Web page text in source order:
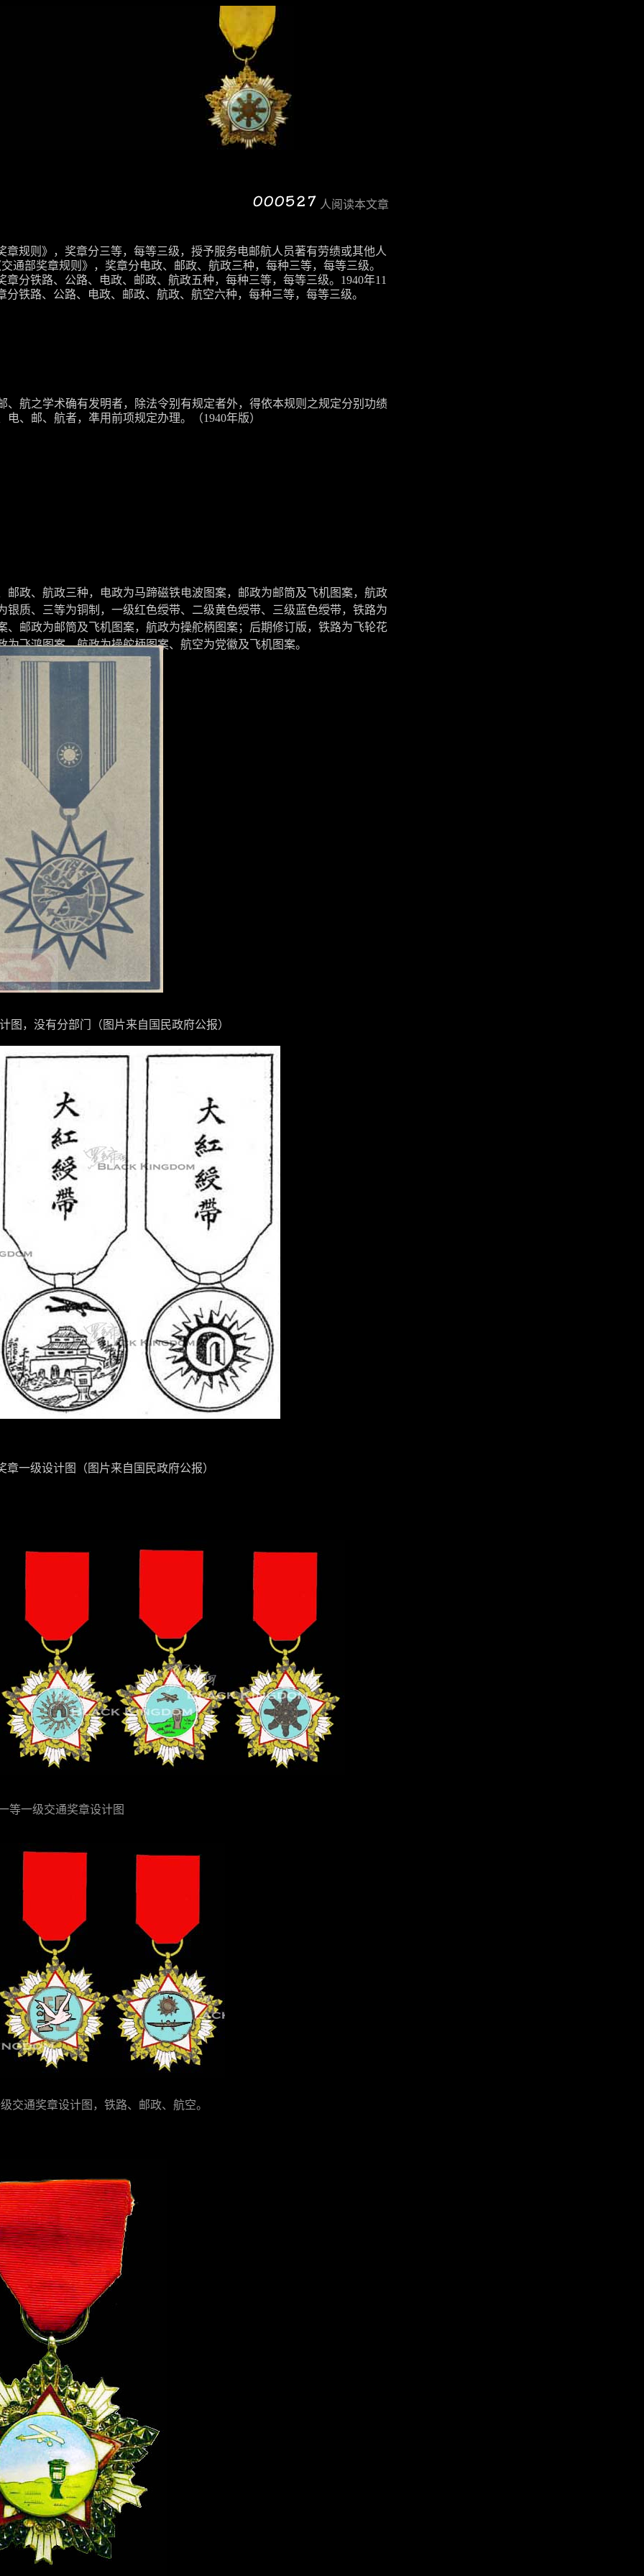
章规则》，奖章分三等，每等三级，授予服务电邮航人员著有劳绩或其他人
通部奖章规则》，奖章分电政、邮政、航政三种，每种三等，每等三级。
分铁路、公路、电政、邮政、航政五种，每种三等，每等三级。1940年11
铁路、公路、电政、邮政、航政、航空六种，每种三等，每等三级。
政、航政三种，电政为马蹄磁铁电波图案，邮政为邮筒及飞机图案，航政
银质、三等为铜制，一级红色绶带、二级黄色绶带、三级蓝色绶带，铁路为
、邮政为邮筒及飞机图案，航政为操舵柄图案；后期修订版， 铁路为飞轮花
为飞鸿图案、航政为操舵柄图案、航空为党徽及飞机图案。
航之学术确有发明者，除法令别有规定者外，得依本规则之规定分别功绩
、邮、航者，凖用前项规定办理。（1940年版）
一级设计图（图片来自国民政府公报）
图，没有分部门（图片来自国民政府公报）
人阅读本文章
等一级交通奖章设计图
交通奖章设计图，铁路、邮政、航空。